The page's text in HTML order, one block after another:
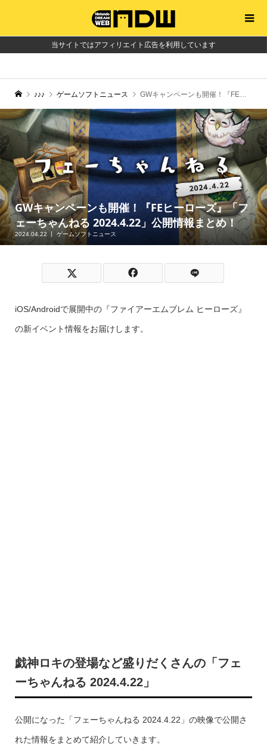
当サイトではアフィリエイト広告を利用しています
♪♪♪ ゲームソフトニュース GWキャンペーンも開催！『FEヒーローズ』「フェーちゃんねる 2024.4.22」公開情報まとめ！
GWキャンペーンも開催！『FEヒーローズ』「フ
ェーちゃんねる 2024.4.22」公開情報まとめ！
2024.04.22 ゲームソフトニュース
iOS/Androidで展開中の『ファイアーエムブレム ヒーローズ』
の新イベント情報をお届けします。
戯神ロキの登場など盛りだくさんの「フェ
ーちゃんねる 2024.4.22」
公開になった「フェーちゃんねる 2024.4.22」の映像で公開さ
れた情報をまとめて紹介していきます。